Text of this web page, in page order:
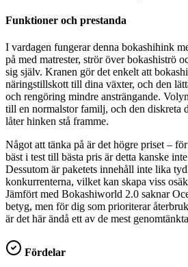
Funktioner och prestanda
I vardagen fungerar denna bokashihink
på med matrester, strör över bokashiströ
sig själv. Kranen gör det enkelt att
näringstillskott till dina växter, och den
och rengöring mindre ansträngande.
till en normalstor familj, och den diskreta
låter hinken stå framme.
Något att tänka på är det högre priset –
bäst i test till bästa pris är detta kanske
Dessutom är paketets innehåll inte lika
konkurrenterna, vilket kan skapa viss
Jämfört med Bokashiworld 2.0 saknar
betyg, men för dig som prioriterar
är det här ändå ett av de mest
Fördelar